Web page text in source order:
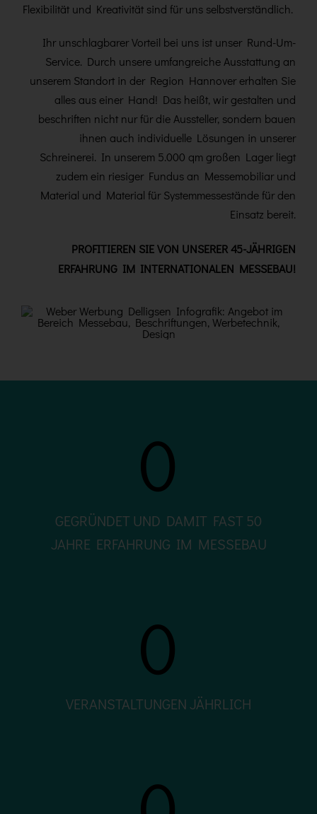
Flexibilität und Kreativität sind für uns selbstverständlich.
Ihr unschlagbarer Vorteil bei uns ist unser Rund-Um-
Service. Durch unsere umfangreiche Ausstattung an
unserem Standort in der Region Hannover erhalten Sie
alles aus einer Hand! Das heißt, wir gestalten und
beschriften nicht nur für die Aussteller, sondern bauen
ihnen auch individuelle Lösungen in unserer
Schreinerei. In unserem 5.000 qm großen Lager liegt
zudem ein riesiger Fundus an Messemobiliar und
Material und Material für Systemmessestände für den
Einsatz bereit.
PROFITIEREN SIE VON UNSERER 45-JÄHRIGEN
ERFAHRUNG IM INTERNATIONALEN MESSEBAU!
0
GEGRÜNDET UND DAMIT FAST 50
JAHRE ERFAHRUNG IM MESSEBAU
0
VERANSTALTUNGEN JÄHRLICH